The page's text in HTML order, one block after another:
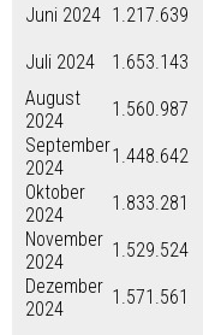
Juni 2024 1.217.639
Juli 2024
1.653.143
August
2024
1.560.987
September
2024
1.448.642
Oktober
2024
1.833.281
November
2024
1.529.524
Dezember
2024
1.571.561